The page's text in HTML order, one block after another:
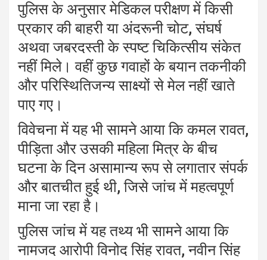
पुलिस के अनुसार मेडिकल परीक्षण में किसी
प्रकार की बाहरी या अंदरूनी चोट, संघर्ष
अथवा जबरदस्ती के स्पष्ट चिकित्सीय संकेत
नहीं मिले। वहीं कुछ गवाहों के बयान तकनीकी
और परिस्थितिजन्य साक्ष्यों से मेल नहीं खाते
पाए गए।
विवेचना में यह भी सामने आया कि कमल रावत,
पीड़िता और उसकी महिला मित्र के बीच
घटना के दिन असामान्य रूप से लगातार संपर्क
और बातचीत हुई थी, जिसे जांच में महत्वपूर्ण
माना जा रहा है।
पुलिस जांच में यह तथ्य भी सामने आया कि
नामजद आरोपी विनोद सिंह रावत, नवीन सिंह